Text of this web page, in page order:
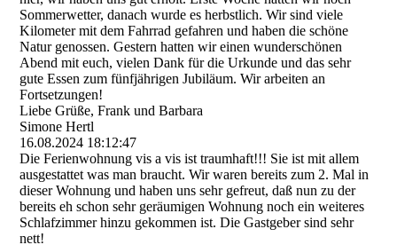
Sommerwetter, danach wurde es herbstlich. Wir sind viele
Kilometer mit dem Fahrrad gefahren und haben die schöne
Natur genossen. Gestern hatten wir einen wunderschönen
Abend mit euch, vielen Dank für die Urkunde und das sehr
gute Essen zum fünfjährigen Jubiläum. Wir arbeiten an
Fortsetzungen!
Liebe Grüße, Frank und Barbara
Simone Hertl
16.08.2024 18:12:47
Die Ferienwohnung vis a vis ist traumhaft!!! Sie ist mit allem
ausgestattet was man braucht. Wir waren bereits zum 2. Mal in
dieser Wohnung und haben uns sehr gefreut, daß nun zu der
bereits eh schon sehr geräumigen Wohnung noch ein weiteres
Schlafzimmer hinzu gekommen ist. Die Gastgeber sind sehr
nett!